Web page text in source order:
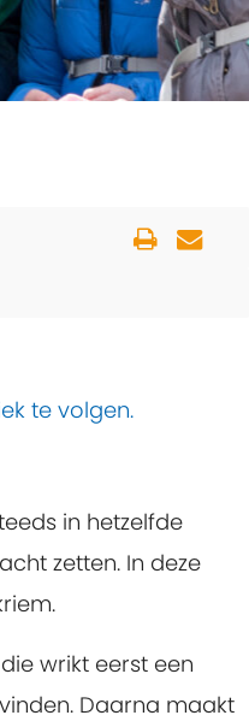
te volgen.
in hetzelfde
zetten. In deze
wrikt eerst een
Daarna maakt